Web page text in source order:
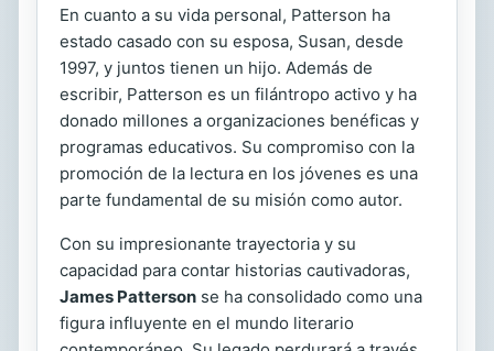
En cuanto a su vida personal, Patterson ha
estado casado con su esposa, Susan, desde
1997, y juntos tienen un hijo. Además de
escribir, Patterson es un filántropo activo y ha
donado millones a organizaciones benéficas y
programas educativos. Su compromiso con la
promoción de la lectura en los jóvenes es una
parte fundamental de su misión como autor.
Con su impresionante trayectoria y su
capacidad para contar historias cautivadoras,
James Patterson se ha consolidado como una
figura influyente en el mundo literario